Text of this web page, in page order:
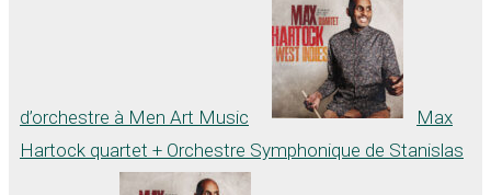
d’orchestre à Men Art Music
Max
Hartock quartet + Orchestre Symphonique de Stanislas